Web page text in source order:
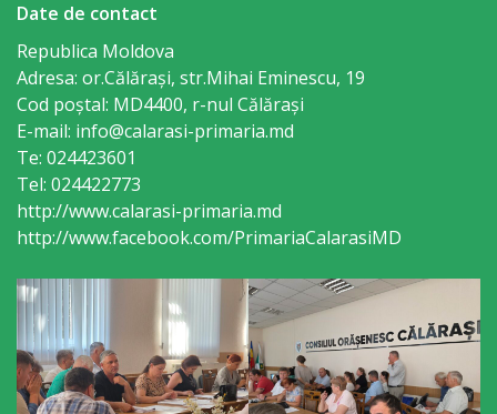
Proiecte
de
decizii
Deciziile
Consiliului
Consiliul
de
tineret
Date de contact
Republica Moldova
Adresa: or.Călăraşi, str.Mihai Eminescu, 19
Cod poștal: MD4400, r-nul Călăraşi
E-mail: info@calarasi-primaria.md
Te: 024423601
Tel: 024422773
http://www.calarasi-primaria.md
http://www.facebook.com/PrimariaCalarasiMD